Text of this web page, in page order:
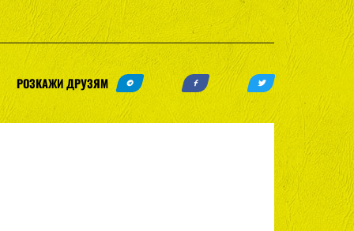
РОЗКАЖИ ДРУЗЯМ